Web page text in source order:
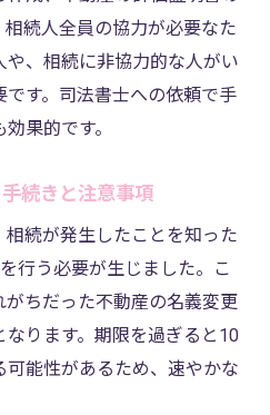
続人全員の協力が必要なた
、相続に非協力的な人がい
す。司法書士への依頼で手
果的です。
続きと注意事項
続が発生したことを知った
行う必要が生じました。こ
ちだった不動産の名義変更
ります。期限を過ぎると10
能性があるため、速やかな